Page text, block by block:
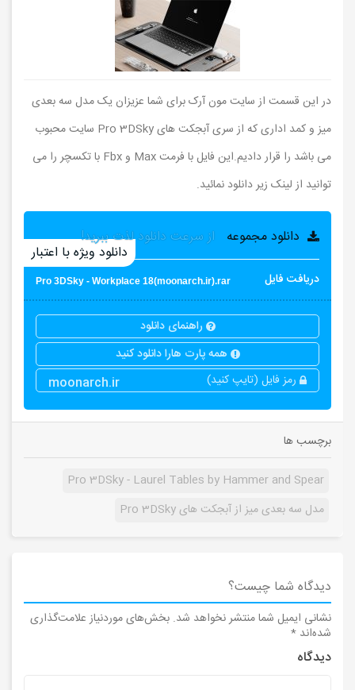
در این قسمت از سایت مون آرک برای شما عزیزان یک مدل سه بعدی
میز و کمد اداری که از سری آبجکت های Pro 3DSky سایت محبوب
می باشد را قرار دادیم.این فایل با فرمت Max و Fbx با تکسچر را می
توانید از لینک زیر دانلود نمائید.
دانلود مجموعه از سرعت دانلود لذت ببرید!
دانلود ویژه با اعتبار
دریافت فایل Pro 3DSky - Workplace 18(moonarch.ir).rar
راهنمای دانلود
همه پارت هارا دانلود کنید
رمز فایل (تایپ کنید)
moonarch.ir
برچسب ها
Pro 3DSky - Laurel Tables by Hammer and Spear
مدل سه بعدی میز از آبجکت های Pro 3DSky
دیدگاه شما چیست؟
نشانی ایمیل شما منتشر نخواهد شد. بخش‌های موردنیاز علامت‌گذاری
شده‌اند *
دیدگاه